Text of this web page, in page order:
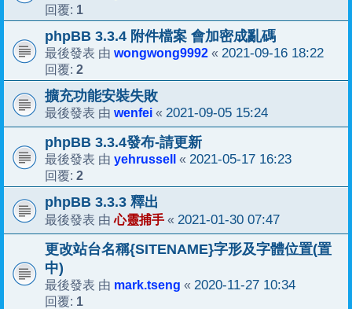
回覆: 1
phpBB 3.3.4 附件檔案 會加密成亂碼
最後發表 由 wongwong9992 « 2021-09-16 18:22
回覆: 2
擴充功能安裝失敗
最後發表 由 wenfei « 2021-09-05 15:24
phpBB 3.3.4發布-請更新
最後發表 由 yehrussell « 2021-05-17 16:23
回覆: 2
phpBB 3.3.3 釋出
最後發表 由心靈捕手 « 2021-01-30 07:47
更改站台名稱{SITENAME}字形及字體位置(置
中)
最後發表 由 mark.tseng « 2020-11-27 10:34
回覆: 1